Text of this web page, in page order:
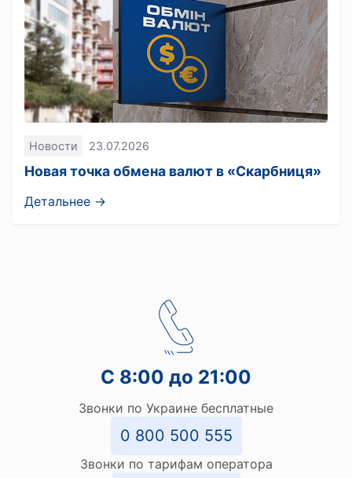
Новости 23.07.2026
Новая точка обмена валют в «Скарбниця»
Детальнее →
С 8:00 до 21:00
Звонки по Украине бесплатные
0 800 500 555
Звонки по тарифам оператора